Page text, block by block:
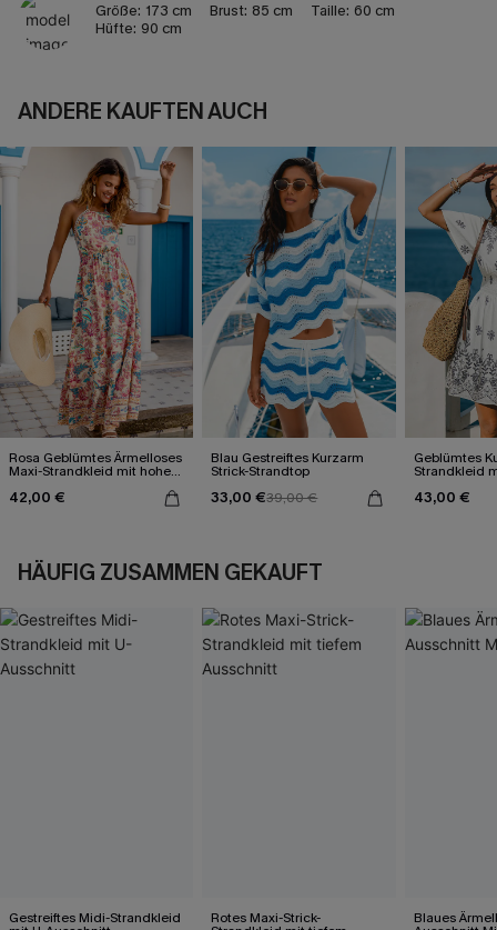
Größe: 173 cm Brust: 85 cm Taille: 60 cm
Hüfte: 90 cm
ANDERE KAUFTEN AUCH
Rosa Geblümtes Ärmelloses
Maxi-Strandkleid mit hohem
42,00 €
Blau Gestreiftes Kurzarm
Strick-Strandtop
33,00 €39,00 €
Geblümtes
Strandkleid
43,00 €
HÄUFIG ZUSAMMEN GEKAUFT
Gestreiftes Midi-Strandkleid Rotes Maxi-Strick- Blaues